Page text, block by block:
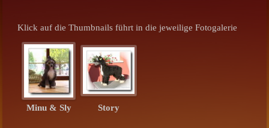
Klick auf die Thumbnails führt in die jeweilige Fotogalerie
Minu & Sly Story